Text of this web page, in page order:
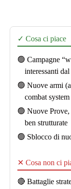
✓ Cosa ci piace
🟢 Campagne
interessanti
🟢 Nuove armi
combat system
🟢 Nuove Prove,
ben strutturate
🟢 Sblocco di
✕ Cosa non ci
🔴 Battaglie